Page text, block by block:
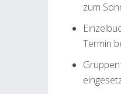
zum
Termin